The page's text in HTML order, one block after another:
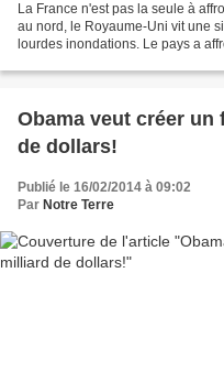
La France n'est pas la seule à
au nord, le Royaume-Uni vit une
lourdes inondations. Le pays a
Obama veut créer
de dollars!
Publié le 16/02/2014 à 09:02
Par Notre Terre